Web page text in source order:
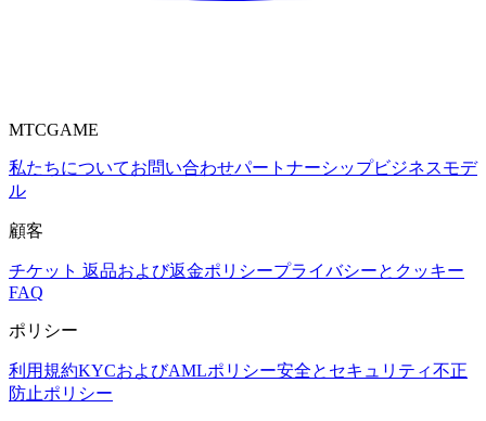
MTCGAME
私たちについてお問い合わせパートナーシップビジネスモデ
ル
顧客
チケット 返品および返金ポリシープライバシーとクッキー
FAQ
ポリシー
利用規約KYCおよびAMLポリシー安全とセキュリティ不正
防止ポリシー